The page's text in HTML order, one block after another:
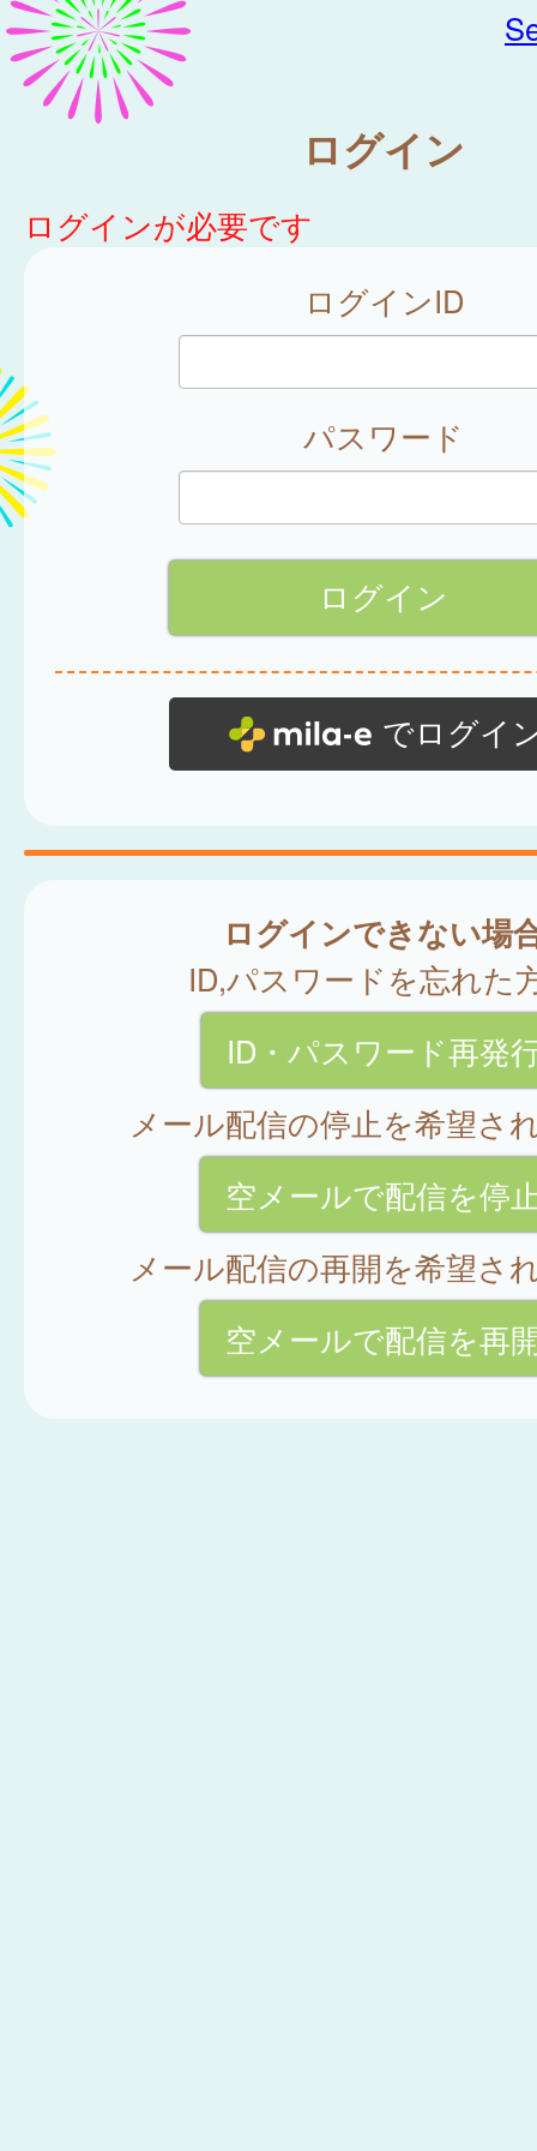
ログイン
ログインが必要です
ログインID
パスワード
でログイ
ログインできない場
ID,パスワードを忘れた
ID・パスワード再発
メール配信の停止を希望さ
空メールで配信を停
メール配信の再開を希望さ
空メールで配信を再